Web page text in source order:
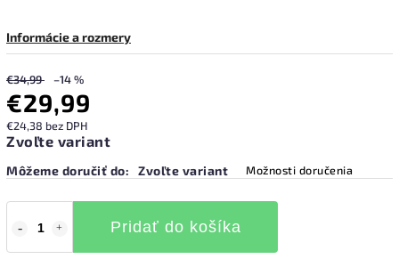
Informácie a rozmery
€34,99 –14 %
€29,99
€24,38 bez DPH
Zvoľte variant
Môžeme doručiť do: Zvoľte variant Možnosti doručenia
Pridať do košíka